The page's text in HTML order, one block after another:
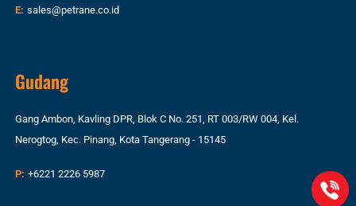
E: sales@petrane.co.id
Gudang
Gang Ambon, Kavling DPR, Blok C No. 251, RT 003/RW 004, Kel.
Nerogtog, Kec. Pinang, Kota Tangerang - 15145
P: +6221 2226 5987